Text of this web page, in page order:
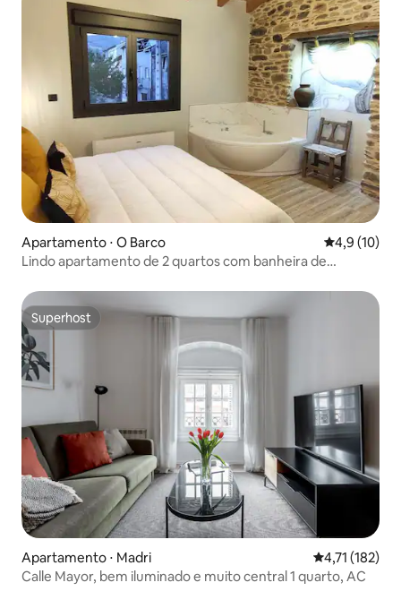
Apartamento ⋅ O Barco 4,9 de uma
4,9 (10)
Lindo apartamento de 2 quartos com banheira de
Superhost
Superhost
Apartamento ⋅ Madri 4,71 de uma
4,71 (182)
Calle Mayor, bem iluminado e muito central 1 quarto, AC